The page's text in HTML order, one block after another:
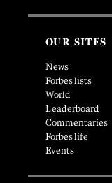
OUR SITES
News
Forbes lists
World
Leaderboard
Commentaries
Forbes life
Events